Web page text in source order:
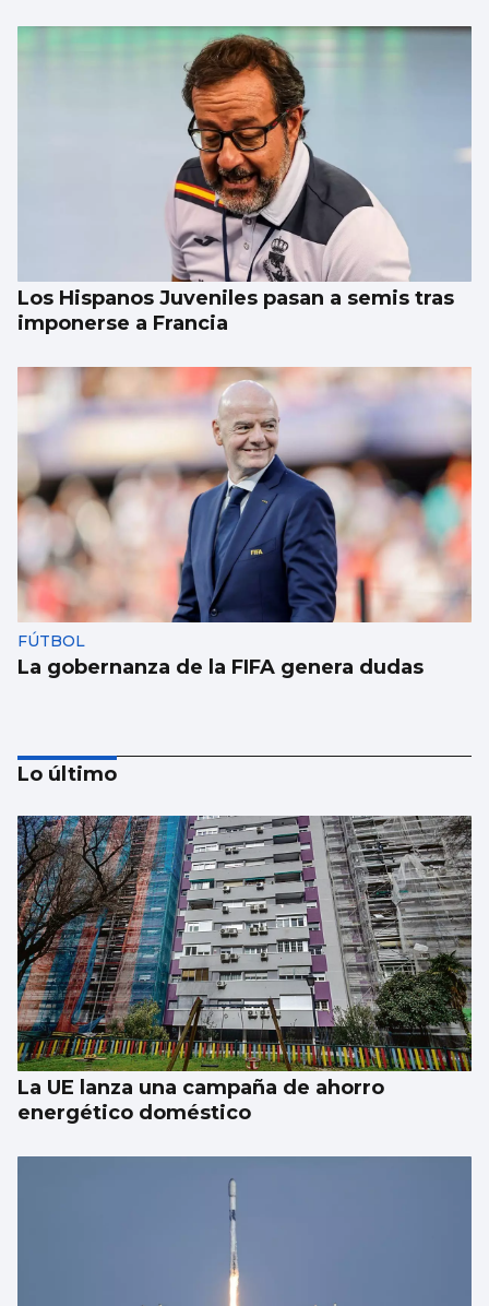
Los Hispanos Juveniles pasan a semis tras
imponerse a Francia
FÚTBOL
La gobernanza de la FIFA genera dudas
Taparse la boca, amarilla
Lo último
La UE lanza una campaña de ahorro
energético doméstico